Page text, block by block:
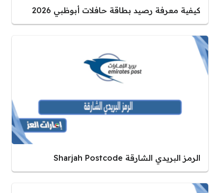
كيفية معرفة رصيد بطاقة حافلات أبوظبي 2026
الرمز البريدي الشارقة Sharjah Postcode